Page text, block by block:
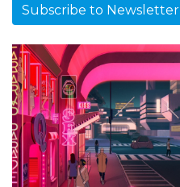
Subscribe to Newsletter